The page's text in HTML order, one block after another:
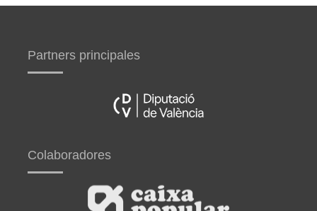
Partners principales
Colaboradores